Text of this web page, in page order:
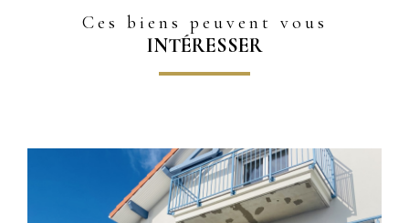
Ces biens peuvent vous
INTÉRESSER